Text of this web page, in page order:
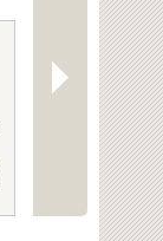
3704
Bezirk:
INFOS